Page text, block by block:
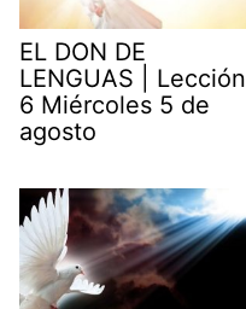
EL DON DE
LENGUAS | Lección
6 Miércoles 5 de
agosto